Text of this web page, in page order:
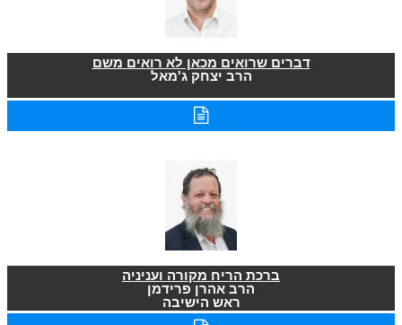
דברים שרואים מכאן לא רואים משם
הרב יצחק ג'מאל
ברכת הריח מקורה ועניניה
הרב אהרן פרידמן
ראש הישיבה